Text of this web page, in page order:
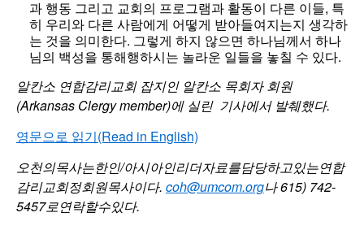
과 행동 그리고 교회의 프로그램과 활동이 다른 이들, 특
히 우리와 다른 사람에게 어떻게 받아들여지는지 생각하
는 것을 의미한다. 그렇게 하지 않으면 하나님께서 하나
님의 백성을 통해행하시는 놀라운 일들을 놓칠 수 있다.
알칸소 연합감리교회 잡지인 알칸소 목회자회원
(Arkansas Clergy member)에 실린 기사에서 발췌했다.
영문으로 읽기(Read in English)
오천의목사는한인/아시아인리더자료를담당하고있는연합
감리교회정회원목사이다. coh@umcom.org나615) 742-
5457로연락할수있다.